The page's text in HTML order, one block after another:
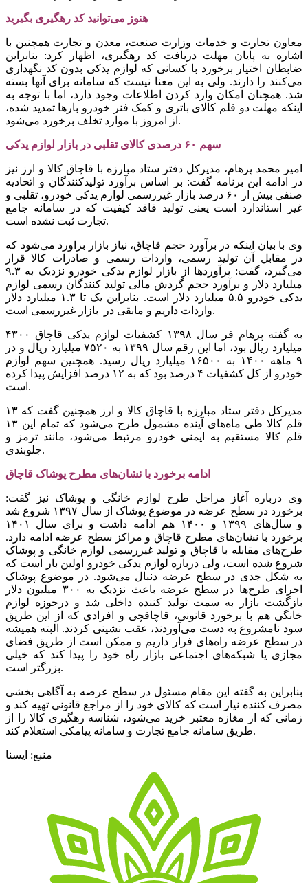
هنوز می‌توانید کد رهگیری بگیرید
معاون تجارت و خدمات وزارت صنعت، معدن و تجارت همچنین با
اشاره به پایان مهلت دریافت کد رهگیری، اظهار کرد: بنابراین
ضابطان اختیار برخورد با کسانی که لوازم یدکی بدون کد نگهداری
می‌کنند را دارند. ولی به این معنا نیست که سامانه برای آنها بسته
شد. همچنان امکان وارد کردن اطلاعات وجود دارد، اما با توجه به
اینکه مهلت دو قلم کالای باتری و کمک فنر خودرو بارها تمدید شده،
از امروز با موارد تخلف برخورد می‌شود.
سهم ۶۰ درصدی کالای تقلبی در بازار لوازم یدکی
امیر محمد پرهام، مدیرکل دفتر ستاد مبارزه با قاچاق کالا و ارز نیز
در ادامه این برنامه گفت: بر اساس برآورد تولیدکنندگان و اتحادیه
صنفی بیش از ۶۰ درصد بازار غیررسمی لوازم یدکی خودرو، تقلبی و
غیر استاندارد است یعنی تولید فاقد کیفیت که در سامانه جامع
تجارت ثبت نشده است.
وی با بیان اینکه در برآورد حجم قاچاق، نیاز بازار براورد می‌شود که
در مقابل آن تولید رسمی، واردات رسمی و صادرات کالا قرار
می‌گیرد، گفت: برآوردها از بازار لوازم یدکی خودرو نزدیک به ۹.۳
میلیارد دلار و برآورد حجم گردش مالی تولید کنندگان رسمی لوازم
یدکی خودرو ۵.۵ میلیارد دلار است. بنابراین یک تا ۱.۳ میلیارد دلار
واردات داریم و مابقی در بازار غیررسمی است.
به گفته پرهام فر سال ۱۳۹۸ کشفیات لوازم یدکی قاچاق ۴۳۰۰
میلیارد ریال بود، اما این رقم سال ۱۳۹۹ به ۷۵۲۰ میلیارد ریال و در
۹ ماهه ۱۴۰۰ به ۱۶۵۰۰ میلیارد ریال رسید. همچنین سهم لوازم
خودرو از کل کشفیات ۴ درصد بود که به ۱۲ درصد افزایش پیدا کرده
است.
مدیرکل دفتر ستاد مبارزه با قاچاق کالا و ارز همچنین گفت که ۱۳
قلم کالا طی ماه‌های آینده مشمول طرح می‌شود که تمام این ۱۳
قلم کالا مستقیم به ایمنی خودرو مرتبط می‌شود، مانند ترمز و
جلوبندی.
ادامه برخورد با نشان‌های مطرح پوشاک قاچاق
وی درباره آغاز مراحل طرح لوازم خانگی و پوشاک نیز گفت:
برخورد در سطح عرضه در موضوع پوشاک از سال ۱۳۹۷ شروع شد
و سال‌های ۱۳۹۹ و ۱۴۰۰ هم ادامه داشت و برای سال ۱۴۰۱
برخورد با نشان‌های مطرح قاچاق و مراکز سطح عرضه ادامه دارد.
طرح‌های مقابله با قاچاق و تولید غیررسمی لوازم خانگی و پوشاک
شروع شده است، ولی درباره لوازم یدکی خودرو اولین بار است که
به شکل جدی در سطح عرضه دنبال می‌شود. در موضوع پوشاک
اجرای طرح‌ها در سطح عرضه باعث نزدیک به ۳۰۰ میلیون دلار
بازگشت بازار به سمت تولید کننده داخلی شد و درحوزه لوازم
خانگی هم با برخورد قانونی، قاچاقچی و افرادی که از این طریق
سود نامشروع به دست می‌آوردند، عقب نشینی کردند. البته همیشه
در سطح عرضه راه‌های فرار داریم و ممکن است از طریق فضای
مجازی یا شبکه‌های اجتماعی بازار راه خود را پیدا کند که خیلی
بزرگتر است.
بنابراین به گفته این مقام مسئول در سطح عرضه به آگاهی بخشی
مصرف کننده نیاز است که کالای خود را از مراجع قانونی تهیه کند و
زمانی که از مغازه معتبر خرید می‌شود، شناسه رهگیری کالا را از
طریق سامانه جامع تجارت و سامانه پیامکی استعلام کند.
منبع: ایسنا